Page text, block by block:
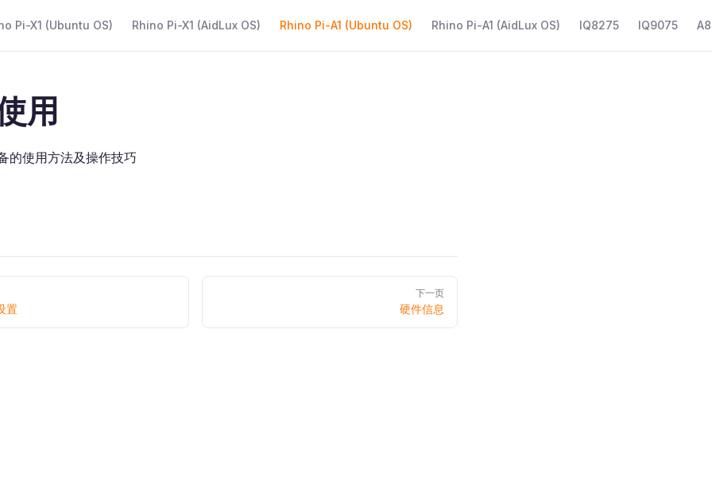
Pi-X1 (Ubuntu OS) Rhino Pi-X1 (AidLux OS) Rhino Pi-A1 (Ubuntu OS) Rhino Pi-A1 (AidLux OS) IQ8275 IQ9075
用
的使用方法及操作技巧
置
下一页
硬件信息